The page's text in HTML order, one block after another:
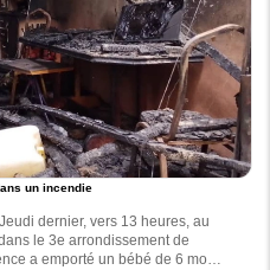
un incendie
dernier, vers 13 heures, au
le 3e arrondissement de
a emporté un bébé de 6 mois,